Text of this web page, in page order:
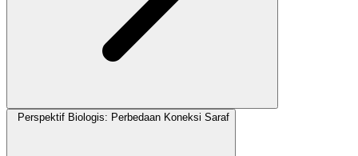
Perspektif Biologis: Perbedaan Koneksi Saraf